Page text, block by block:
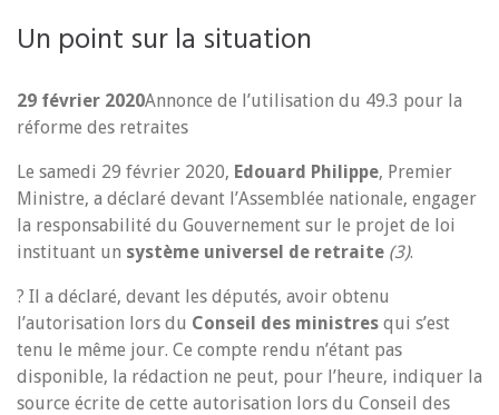
Un point sur la situation
29 février 2020Annonce de l’utilisation du 49.3 pour la
réforme des retraites
Le samedi 29 février 2020, Edouard Philippe, Premier
Ministre, a déclaré devant l’Assemblée nationale, engager
la responsabilité du Gouvernement sur le projet de loi
instituant un système universel de retraite (3).
? Il a déclaré, devant les députés, avoir obtenu
l’autorisation lors du Conseil des ministres qui s’est
tenu le même jour. Ce compte rendu n’étant pas
disponible, la rédaction ne peut, pour l’heure, indiquer la
source écrite de cette autorisation lors du Conseil des